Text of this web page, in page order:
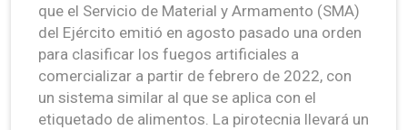
que el Servicio de Material y Armamento (SMA)
del Ejército emitió en agosto pasado una orden
para clasificar los fuegos artificiales a
comercializar a partir de febrero de 2022, con
un sistema similar al que se aplica con el
etiquetado de alimentos. La pirotecnia llevará un